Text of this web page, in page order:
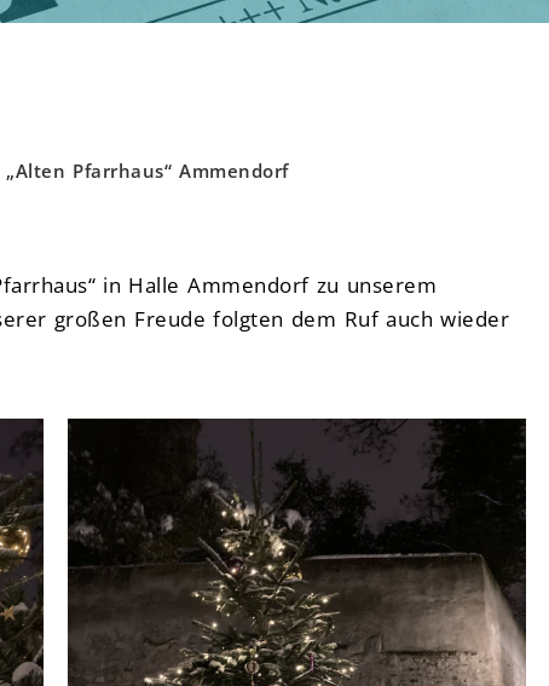
Pfarrhaus“ Ammendorf
in Halle Ammendorf zu unserem
großen Freude folgten dem Ruf auch wieder